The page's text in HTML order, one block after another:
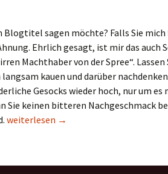
Blogtitel sagen möchte? Falls Sie
Ehrlich gesagt, ist mir das auch
Machthaber von der Spree“. Lassen
kauen und darüber
Gesocks wieder hoch, nur um es
Sie keinen bitteren Nachgeschmack
Die irren Machthaber von der Spree
weiterlesen →